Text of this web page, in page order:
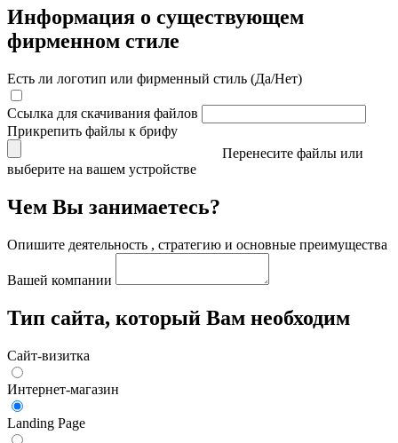
Информация о существующем
фирменном стиле
Есть ли логотип или фирменный стиль (Да/Нет)
Ссылка для скачивания файлов
Прикрепить файлы к брифу
Перенесите файлы или
выберите на вашем устройстве
Чем Вы занимаетесь?
Опишите деятельность , стратегию и основные преимущества
Вашей компании
Тип сайта, который Вам необходим
Сайт-визитка
Интернет-магазин
Landing Page